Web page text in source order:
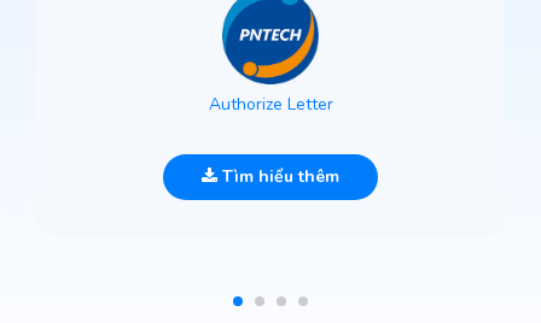
Authorize Letter
Tìm hiểu thêm